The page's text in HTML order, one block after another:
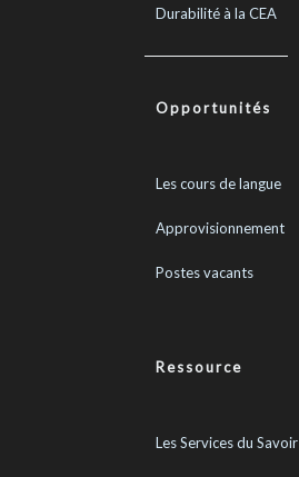
Durabilité à la CEA
Opportunités
Les cours de langue
Approvisionnement
Postes vacants
Ressource
Les Services du Savoir